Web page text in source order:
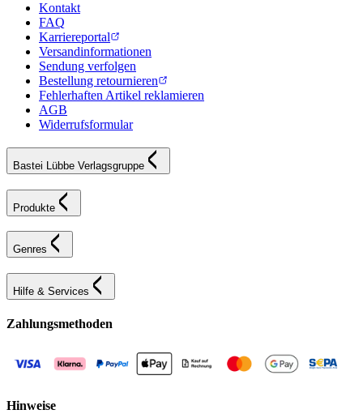
Kontakt
FAQ
Karriereportal
Versandinformationen
Sendung verfolgen
Bestellung retournieren
Fehlerhaften Artikel reklamieren
AGB
Widerrufsformular
Bastei Lübbe Verlagsgruppe
Produkte
Genres
Hilfe & Services
Zahlungsmethoden
Hinweise